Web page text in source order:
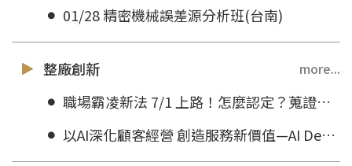
01/28 精密機械誤差源分析班(台南)
整廠創新 more...
職場霸凌新法 7/1 上路！怎麼認定？蒐證方式、申訴方式一次看
以AI深化顧客經營 創造服務新價值—AI Demo Day交流媒合會